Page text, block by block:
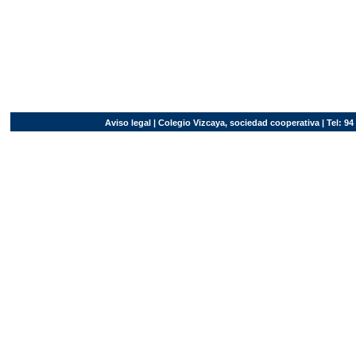
Aviso legal| Colegio Vizcaya, sociedad cooperativa | Tel: 94